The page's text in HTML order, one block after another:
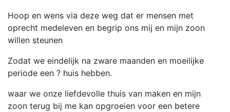
Hoop en wens via deze weg dat er mensen met
oprecht medeleven en begrip ons mij en mijn zoon
willen steunen
Zodat we eindelijk na zware maanden en moeilijke
periode een ? huis hebben.
waar we onze liefdevolle thuis van maken en mijn
zoon terug bij me kan opgroeien voor een betere